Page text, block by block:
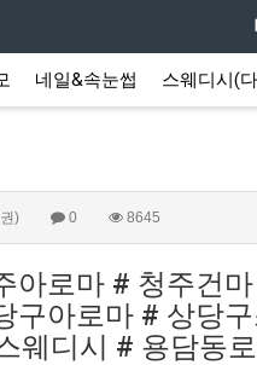
네일&속눈썹 스웨디시(
) 0 8645
아로마 # 청주건
구아로마 # 상당
웨디시 # 용담동